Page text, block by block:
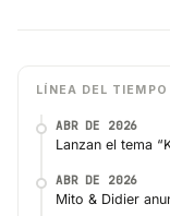
LÍNEA DEL TIEMPO
ABR DE 2026
Lanzan el tema
ABR DE 2026
Mito & Didier